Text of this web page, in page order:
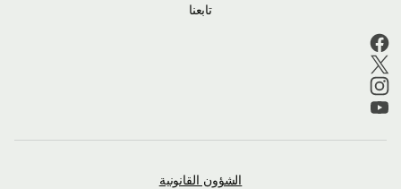
تابعنا
الشؤون القانونية